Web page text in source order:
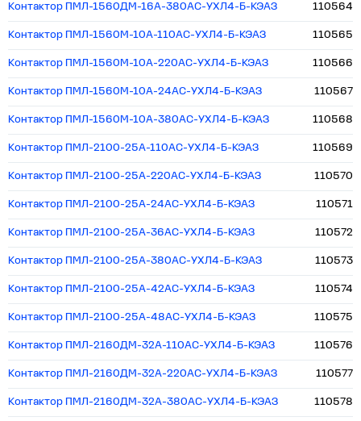
Контактор ПМЛ-1560ДМ-16А-380AC-УХЛ4-Б-КЭАЗ 110564
Контактор ПМЛ-1560М-10А-110AC-УХЛ4-Б-КЭАЗ 110565
Контактор ПМЛ-1560М-10А-220AC-УХЛ4-Б-КЭАЗ 110566
Контактор ПМЛ-1560М-10А-24AC-УХЛ4-Б-КЭАЗ 110567
Контактор ПМЛ-1560М-10А-380AC-УХЛ4-Б-КЭАЗ 110568
Контактор ПМЛ-2100-25А-110AC-УХЛ4-Б-КЭАЗ 110569
Контактор ПМЛ-2100-25А-220AC-УХЛ4-Б-КЭАЗ 110570
Контактор ПМЛ-2100-25А-24AC-УХЛ4-Б-КЭАЗ 110571
Контактор ПМЛ-2100-25А-36AC-УХЛ4-Б-КЭАЗ 110572
Контактор ПМЛ-2100-25А-380AC-УХЛ4-Б-КЭАЗ 110573
Контактор ПМЛ-2100-25А-42AC-УХЛ4-Б-КЭАЗ 110574
Контактор ПМЛ-2100-25А-48AC-УХЛ4-Б-КЭАЗ 110575
Контактор ПМЛ-2160ДМ-32А-110AC-УХЛ4-Б-КЭАЗ 110576
Контактор ПМЛ-2160ДМ-32А-220AC-УХЛ4-Б-КЭАЗ 110577
Контактор ПМЛ-2160ДМ-32А-380AC-УХЛ4-Б-КЭАЗ 110578